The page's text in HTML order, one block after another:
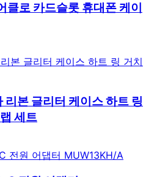
로 카드슬롯 휴대폰 케이
본 글리터 케이스 하트 링
세트